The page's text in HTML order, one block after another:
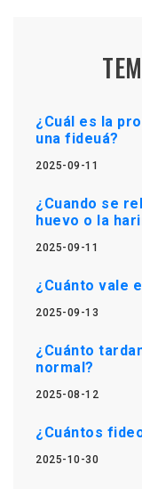
¿Cuál es la
una fideuá?
2025-09-11
¿Cuando se
huevo o la
2025-09-11
¿Cuánto vale
2025-09-13
¿Cuánto
normal?
2025-08-12
¿Cuántos
2025-10-30